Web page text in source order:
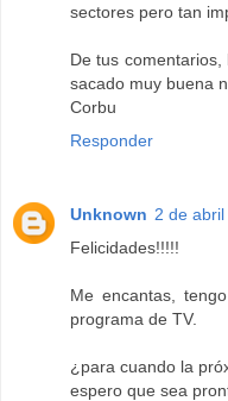
sectores pero tan
De tus
sacado muy buena
Corbu
Responder
Unknown 2 de
Felicidades!!!!!
Me encantas,
programa de TV.
¿para cuando la
espero que sea